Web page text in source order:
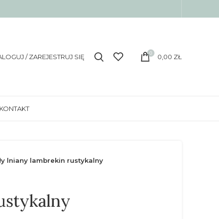
/ ZAREJESTRUJ SIĘ 0 0,00 ZŁ
KONTAKT
lniany lambrekin rustykalny